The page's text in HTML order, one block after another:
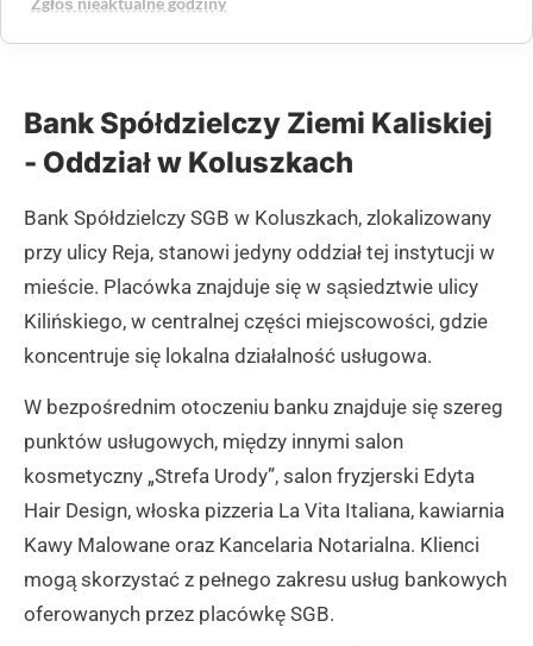
Bank Spółdzielczy Ziemi Kaliskiej
- Oddział w Koluszkach
Bank Spółdzielczy SGB w Koluszkach, zlokalizowany
przy ulicy Reja, stanowi jedyny oddział tej instytucji w
mieście. Placówka znajduje się w sąsiedztwie ulicy
Kilińskiego, w centralnej części miejscowości, gdzie
koncentruje się lokalna działalność usługowa.
W bezpośrednim otoczeniu banku znajduje się szereg
punktów usługowych, między innymi salon
kosmetyczny „Strefa Urody”, salon fryzjerski Edyta
Hair Design, włoska pizzeria La Vita Italiana, kawiarnia
Kawy Malowane oraz Kancelaria Notarialna. Klienci
mogą skorzystać z pełnego zakresu usług bankowych
oferowanych przez placówkę SGB.